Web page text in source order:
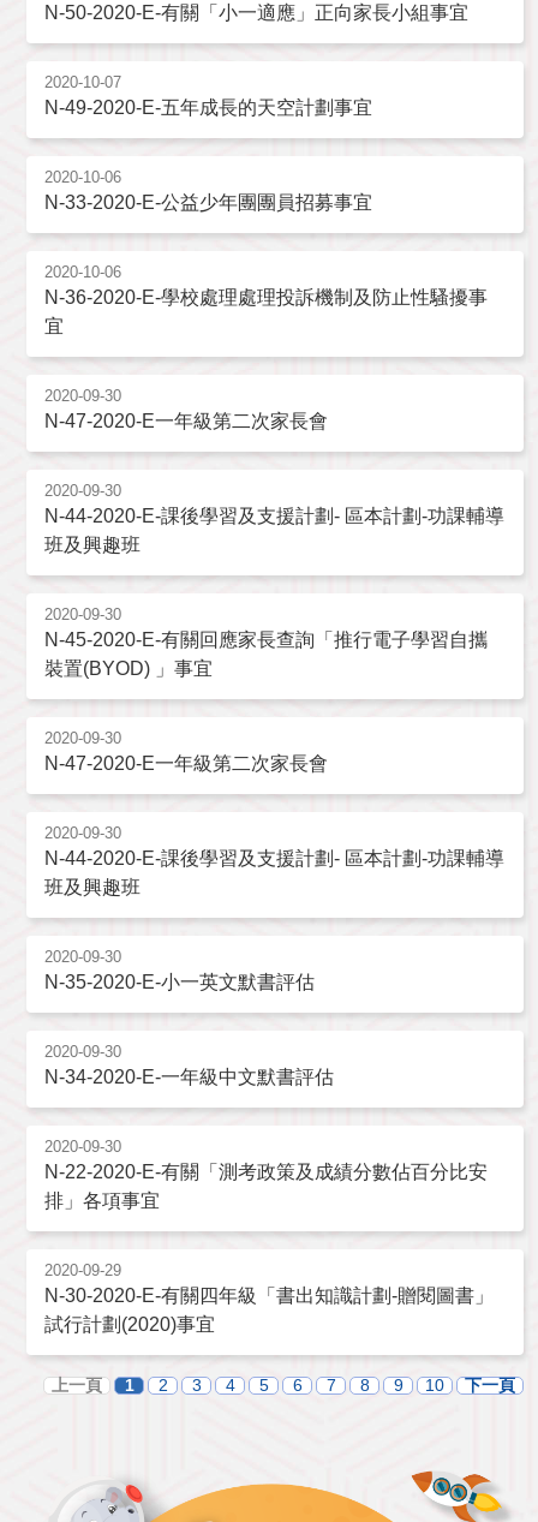
N-50-2020-E-有關「小一適應」正向家長小組事宜
2020-10-07
N-49-2020-E-五年成長的天空計劃事宜
2020-10-06
N-33-2020-E-公益少年團團員招募事宜
2020-10-06
N-36-2020-E-學校處理處理投訴機制及防止性騷擾事
宜
2020-09-30
N-47-2020-E一年級第二次家長會
2020-09-30
N-44-2020-E-課後學習及支援計劃- 區本計劃-功課輔導
班及興趣班
2020-09-30
N-45-2020-E-有關回應家長查詢「推行電子學習自攜
裝置(BYOD) 」事宜
2020-09-30
N-47-2020-E一年級第二次家長會
2020-09-30
N-44-2020-E-課後學習及支援計劃- 區本計劃-功課輔導
班及興趣班
2020-09-30
N-35-2020-E-小一英文默書評估
2020-09-30
N-34-2020-E-一年級中文默書評估
2020-09-30
N-22-2020-E-有關「測考政策及成績分數佔百分比安
排」各項事宜
2020-09-29
N-30-2020-E-有關四年級「書出知識計劃-贈閱圖書」
試行計劃(2020)事宜
上一頁 1 2 3 4 5 6 7 8 9 10 下一頁